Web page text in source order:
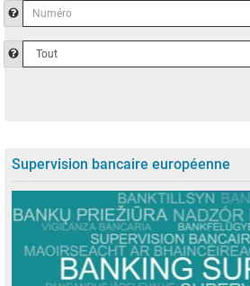
Numéro
d'affaire
Aide pour rechercher le nombre
TypeAide pour choisir le type de document
Supervision bancaire européenne